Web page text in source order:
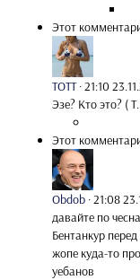
Этот
TOTT ·21:10
Эзе? Кто это? (
Этот
Obdob ·21:08
давайте по
Бентанкур
жопе куда-то
уебанов